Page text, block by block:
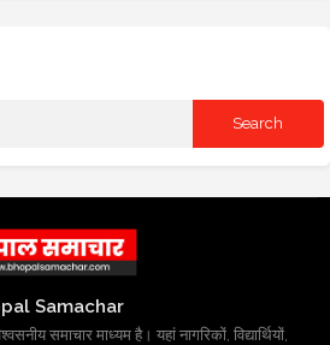
Samachar
समाचार माध्यम है। यहां नागरिकों, विद्यार्थियों,